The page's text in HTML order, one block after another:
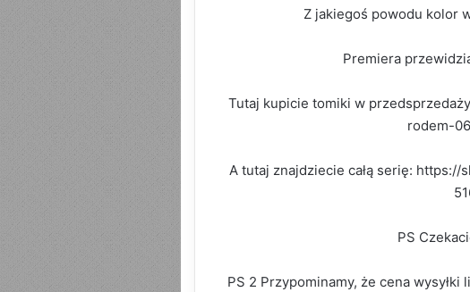
Z jakiegoś powodu kolor
Premiera
Tutaj kupicie tomiki w
rodem-
A tutaj znajdziecie całą serię:
PS
PS 2 Przypominamy, że cena